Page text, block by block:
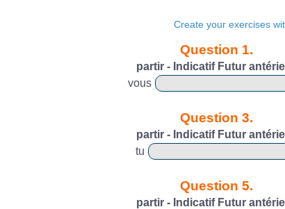
Create your exercises
Question 1.
partir - Indicatif Futur
vous
Question 3.
partir - Indicatif Futur
tu
Question 5.
partir - Indicatif Futur